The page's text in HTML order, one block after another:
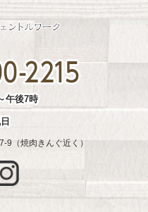
午後7時
9（焼肉きんぐ近く）